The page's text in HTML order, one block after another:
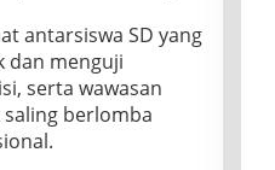
antarsiswa SD yang
dan menguji
serta wawasan
saling berlomba